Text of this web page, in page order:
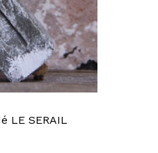
LE SERAIL